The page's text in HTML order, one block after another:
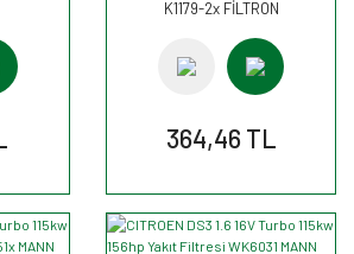
K1179-2x FİLTRON
364,46 TL